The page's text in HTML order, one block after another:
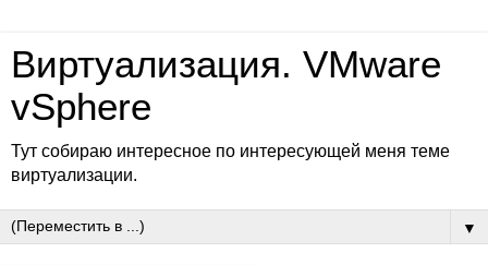
Виртуализация. VMware
vSphere
Тут собираю интересное по интересующей меня теме
виртуализации.
▼